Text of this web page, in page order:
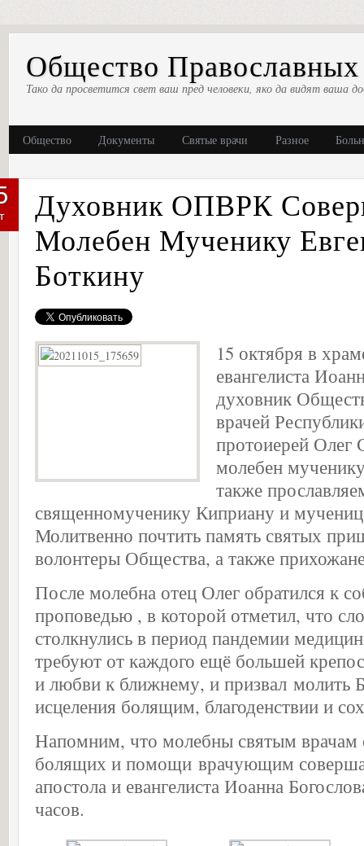
Общество
Тако да просветится свет ваш пред человеки, яко да видят
Общество Документы Святые врачи Разное
Духовник ОПВРК
Молебен Мученику
Боткину
15 октября в
евангелиста
духовник
врачей
протоиерей Олег
молебен
также
священномученику Киприану и
Молитвенно почтить память святых
волонтеры Общества, а также
После молебна отец Олег обратился к
проповедью , в которой отметил, что
столкнулись в период пандемии
требуют от каждого ещё большей
и любви к ближнему, и призвал молить
исцеления болящим, благоденствии и
Напомним, что молебны святым врачам
болящих и помощи врачующим
апостола и евангелиста Иоанна
часов.